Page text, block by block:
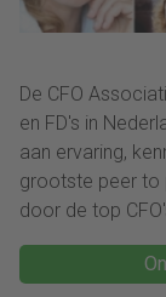
De CFO
en FD's in
aan ervaring,
grootste peer to
door de top